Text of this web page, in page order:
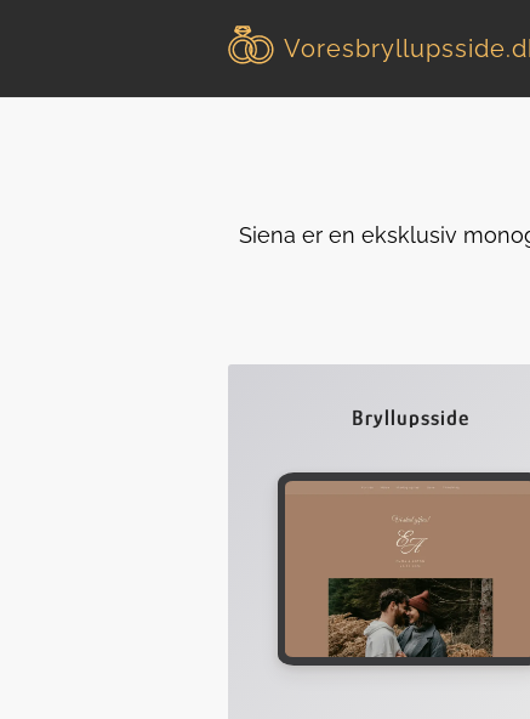
Voresbryllupsside
Siena er en eksklusiv
Bryllupsside